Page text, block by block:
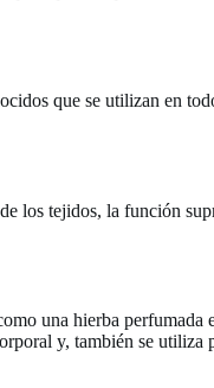
que se utilizan en
los tejidos, la función
una hierba perfumada
y, también se utiliza